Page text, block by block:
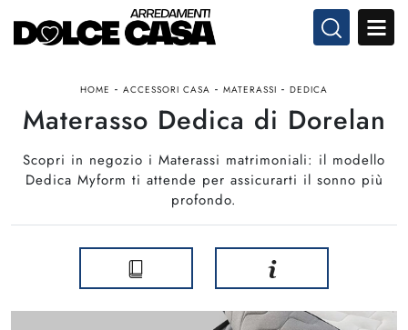
HOME - ACCESSORI CASA - MATERASSI - DEDICA
Materasso Dedica di Dorelan
Scopri in negozio i Materassi matrimoniali: il modello
Dedica Myform ti attende per assicurarti il sonno più
profondo.